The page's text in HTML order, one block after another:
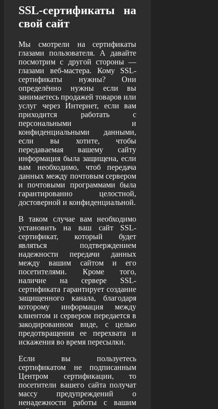
SSL-сертификаты на
свой сайт
Мы смотрели на сертификаты
глазами пользователя. А давайте
посмотрим с другой стороны —
глазами веб-мастера. Кому SSL-
сертификаты нужны? Они
определённо нужны если вы
занимаетесь продажей товаров или
услуг через Интернет, если вам
приходится работать с
персональными и
конфиденциальными данными,
если вы хотите, чтобы
передаваемая вашему сайту
информация была защищена, если
вам необходимо, чтоб передача
данных между почтовым сервером
и почтовыми программами была
гарантированно целостной,
достоверной и конфиденциальной.
В таком случае вам необходимо
установить на ваш сайт SSL-
сертификат, который будет
являться подтверждением
надежности передачи данных
между вашим сайтом и его
посетителями. Кроме того,
наличие на сервере SSL-
сертификата гарантирует создание
защищенного канала, благодаря
которому информация между
клиентом и сервером передается в
закодированном виде, с целью
предотвращения ее перехвата и
искажения во время пересылки.
Если вы пользуетесь
сертификатом не подписанным
Центром сертификации, то
посетители вашего сайта получат
массу предупреждений о
ненадежности работы с вашим